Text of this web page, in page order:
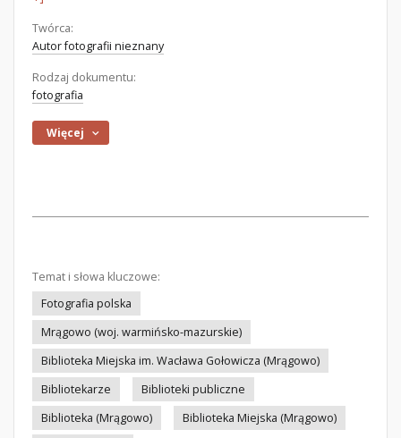
Twórca:
Autor fotografii nieznany
Rodzaj dokumentu:
fotografia
Więcej
Temat i słowa kluczowe:
Fotografia polska
Mrągowo (woj. warmińsko-mazurskie)
Biblioteka Miejska im. Wacława Gołowicza (Mrągowo)
Bibliotekarze
Biblioteki publiczne
Biblioteka (Mrągowo)
Biblioteka Miejska (Mrągowo)